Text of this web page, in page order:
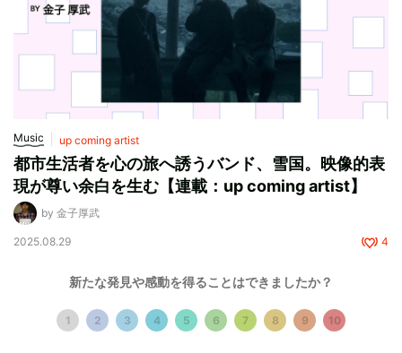
新たな発見や感動を得ることはできましたか？
1 2 3 4 5 6 7 8 9 10
Music up coming artist
都市生活者を心の旅へ誘うバンド、雪国。映像的表
現が尊い余白を生む【連載：up coming artist】
by 金子厚武
2025.08.29 4